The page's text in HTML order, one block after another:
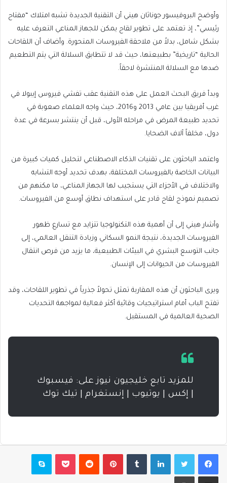
وأوضح البروفيسور جوناثان هيني أن التقنية الجديدة تشبه امتلاك “مفتاح
رئيسي”، إذ تعتمد على تطوير لقاح يمكن للجهاز المناعي التعرف عليه
بشكل شامل، بدلاً من ملاحقة الفيروسات المتحورة. وأضاف أن اللقاحات
الحالية “تاريخية” بطبيعتها، حيث قد لا تتطابق السلالة التي يتم التطعيم
ضدها مع السلالة المنتشرة لاحقاً.
وبدأ فريق البحث العمل على هذه التقنية عقب تفشي فيروس إيبولا في
غرب أفريقيا بين عامي 2013 و2016، حيث واجه العلماء صعوبة في
تحديد طبيعة المرض في مراحله الأولى، قبل أن ينتشر بسرعة في عدة
دول، مخلفاً آلاف الضحايا.
واعتمد الباحثون على تقنيات الذكاء الاصطناعي لتحليل كميات كبيرة من
البيانات الخاصة بالفيروسات المختلفة، بهدف تحديد أوجه التشابه
والاختلاف في الأجزاء التي يستجيب لها الجهاز المناعي، ما مكنهم من
تصميم نموذج لقاح قادر على استهداف نطاق أوسع من الفيروسات.
وأشار هيني إلى أن أهمية هذه التكنولوجيا تتزايد مع تسارع ظهور
الفيروسات الجديدة، نتيجة النمو السكاني وزيادة التنقل العالمي، إلى
جانب التوسع البشري في البيئات الطبيعية، ما يزيد من فرص انتقال
الفيروسات من الحيوانات إلى الإنسان.
ويرى الباحثون أن هذه المقاربة تمثل تحولاً جذرياً في تطوير اللقاحات، وقد
تفتح الباب أمام استراتيجيات وقائية أكثر فعالية لمواجهة التحديات
الصحية العالمية في المستقبل.
للمزيد تابع خليجيون نيوز على: فيسبوك
| إكس | يوتيوب | إنستغرام | تيك توك
فيسبوكتويتر لينكدإن بينتيريست بوكيت سكايب
مشاركة عبر البريد طباعة